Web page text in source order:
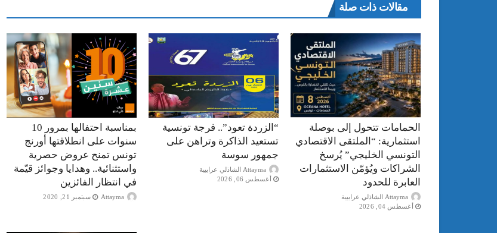
مقالات ذات صلة
بمناسبة احتفالها بمرور 10
سنوات على انطلاقتها أورنج
تونس تمنح عروض حصرية
واستثنائية.. وهدايا وجوائز قيّمة
في انتظار الفائزين
Attayma سبتمبر 21, 2020
“الزردة تعود”.. فرجة تونسية
تستعيد الذاكرة وتراهن على
جمهور سوسة
Attayma الشاذلي عرايبية
أغسطس 06, 2026
الحمامات تتحول إلى بوصلة
استثمارية: “الملتقى الاقتصادي
التونسي الخليجي” يُرسخ
الشراكات ويُؤمّن الاستثمارات
العابرة للحدود
Attayma الشاذلي عرايبية
أغسطس 04, 2026